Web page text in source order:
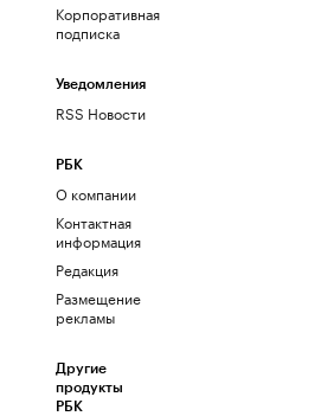
Корпоративная
подписка
Уведомления
RSS Новости
РБК
О компании
Контактная
информация
Редакция
Размещение
рекламы
Другие
продукты
РБК